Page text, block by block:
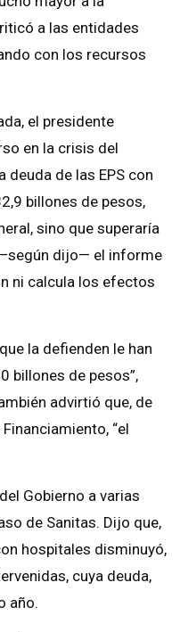
a las entidades
con los recursos
el presidente
en la crisis del
de las EPS con
billones de pesos,
sino que superaría
dijo— el informe
ni calcula los efectos
la defienden le han
billones de pesos”,
advirtió que, de
“el
Gobierno a varias
de Sanitas. Dijo que,
hospitales disminuyó,
cuya deuda,
año.